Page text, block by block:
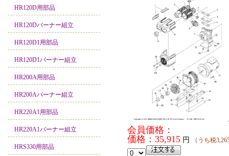
HR120D用部品
HR120Dバーナー組立
HR120D1用部品
HR120D1バーナー組立
HR200A用部品
HR200Aバーナー組立
HR220A1用部品
HR220A1バーナー組立
HRS330用部品
会員価格：
価格：35,915 円 （うち税